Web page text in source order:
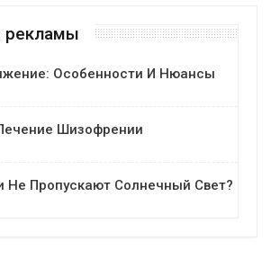
рекламы
Особенности И Нюансы
Шизофрении
Не Пропускают Солнечный Свет?